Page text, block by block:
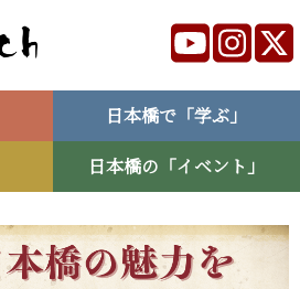
日本橋で「学ぶ」
日本橋の「イベント」